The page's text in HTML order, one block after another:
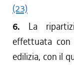
(23)
6. La
effettuata
edilizia, con il